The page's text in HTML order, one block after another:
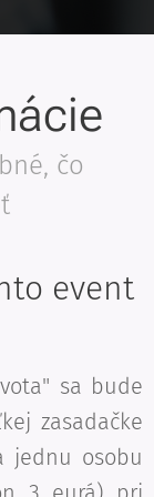
čo
event
sa bude
zasadačke
jednu osobu